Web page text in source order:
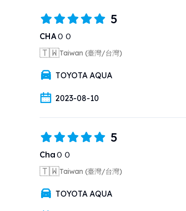
5
CHAＯＯ
🇹🇼Taiwan (臺灣/台灣)
TOYOTA AQUA
2023-08-10
5
ChaＯＯ
🇹🇼Taiwan (臺灣/台灣)
TOYOTA AQUA